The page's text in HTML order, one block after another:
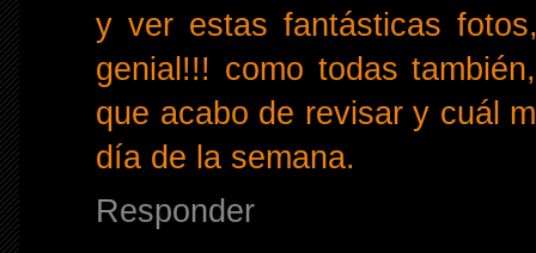
y ver estas fantásticas
genial!!! como todas
que acabo de revisar y cuál
día de la semana.
Responder